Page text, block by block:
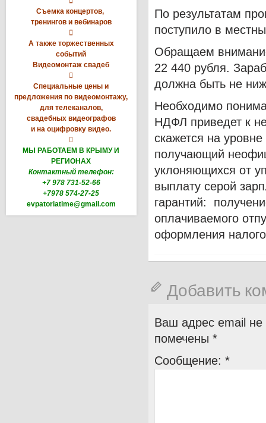
Съемка концертов,
тренингов и вебинаров

А также торжественных
событий
Видеомонтаж свадеб

Специальные цены и
предложения по видеомонтажу,
для телеканалов,
свадебных видеографов
и на оцифровку видео.

МЫ РАБОТАЕМ В КРЫМУ И
РЕГИОНАХ
Контактный телефон:
+7 978 731-52-66
+7978 574-27-25
evpatoriatime@gmail.com
По результатам
поступило в
Обращаем
22 440 рубля.
должна быть не
Необходимо
НДФЛ приведет к
скажется на
получающий
уклоняющихся от
выплату серой
гарантий:
оплачиваемого
оформления
Добавить
Ваш адрес email не
помечены *
Сообщение: *